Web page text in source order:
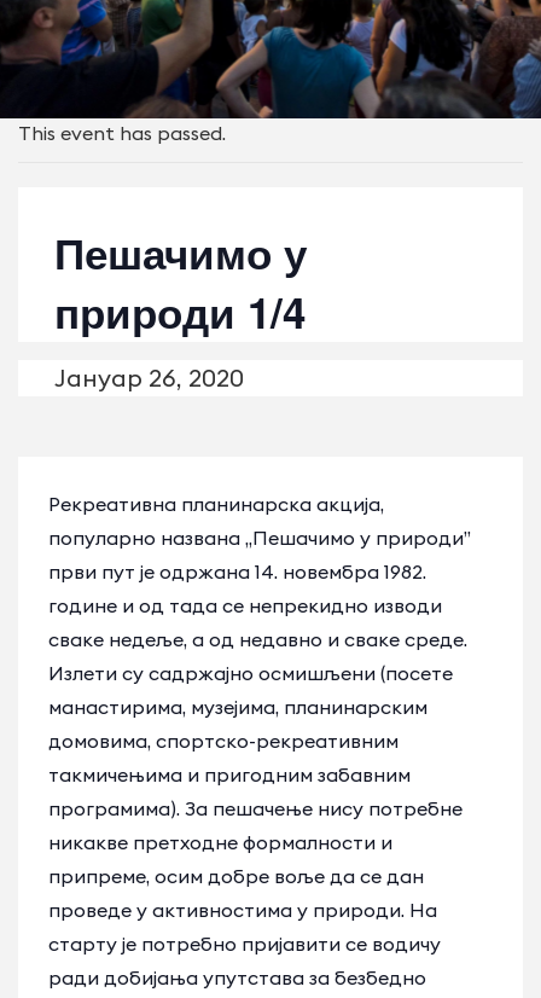
This event has passed.
Пешачимо у
природи 1/4
Јануар 26, 2020
Рекреативна планинарска акција,
популарно названа „Пешачимо у природи”
први пут је одржана 14. новембра 1982.
године и од тада се непрекидно изводи
сваке недеље, а од недавно и сваке среде.
Излети су садржајно осмишљени (посете
манастирима, музејима, планинарским
домовима, спортско-рекреативним
такмичењима и пригодним забавним
програмима). За пешачење нису потребне
никакве претходне формалности и
припреме, осим добре воље да се дан
проведе у активностима у природи. На
старту је потребно пријавити се водичу
ради добијања упутстава за безбедно